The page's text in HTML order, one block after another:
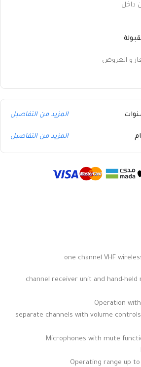
داخل
و العروض
المزيد من التفاصيل
المزيد من التفاصيل
2-channel receiver unit and hand-
Operation
2 separate channels with volume
Microphones with mute
Operating range up